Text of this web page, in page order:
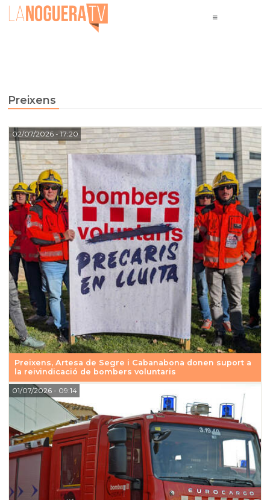
Preixens
Preixens, Artesa de Segre i Cabanabona donen suport a
la reivindicació de bombers voluntaris
02/07/2026- 17:20
01/07/2026- 09:14